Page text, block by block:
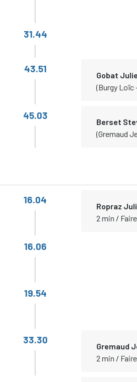
31.44
43.51
Gobat
(Burgy Loïc
45.03
Berset
(Gremaud
16.04
Ropraz
2 min /
16.06
19.54
33.30
Gremaud
2 min /